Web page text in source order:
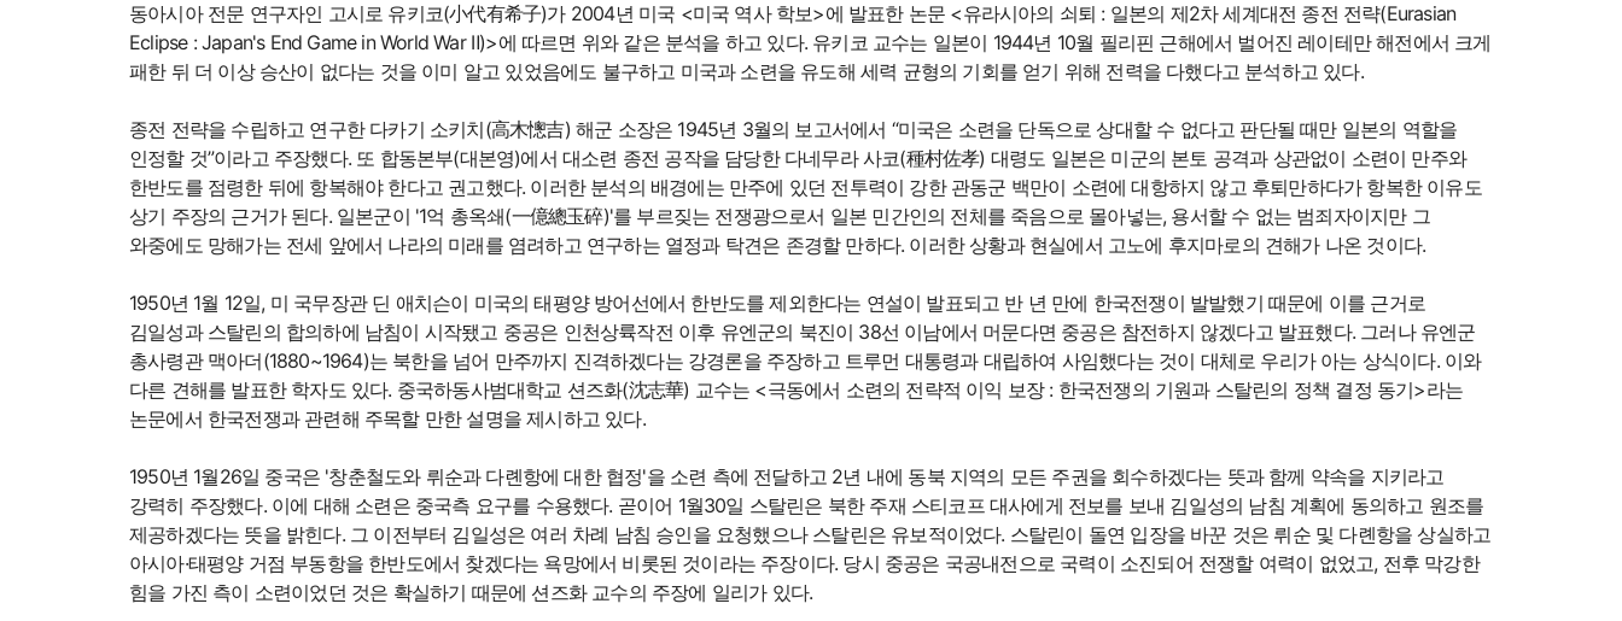
동아시아 전문 연구자인 고시로 유키코(小代有希子)가 2004년 미국 <미국 역사 학보>에 발표한 논문 <유라시아의 쇠퇴 : 일본의 제2차 세계대전 종전 전략(Eurasian
Eclipse : Japan's End Game in World War Ⅱ)>에 따르면 위와 같은 분석을 하고 있다. 유키코 교수는 일본이 1944년 10월 필리핀 근해에서 벌어진 레이테만 해전에서 크게
패한 뒤 더 이상 승산이 없다는 것을 이미 알고 있었음에도 불구하고 미국과 소련을 유도해 세력 균형의 기회를 얻기 위해 전력을 다했다고 분석하고 있다.
종전 전략을 수립하고 연구한 다카기 소키치(高木憁吉) 해군 소장은 1945년 3월의 보고서에서 “미국은 소련을 단독으로 상대할 수 없다고 판단될 때만 일본의 역할을
인정할 것”이라고 주장했다. 또 합동본부(대본영)에서 대소련 종전 공작을 담당한 다네무라 사코(種村佐孝) 대령도 일본은 미군의 본토 공격과 상관없이 소련이 만주와
한반도를 점령한 뒤에 항복해야 한다고 권고했다. 이러한 분석의 배경에는 만주에 있던 전투력이 강한 관동군 백만이 소련에 대항하지 않고 후퇴만하다가 항복한 이유도
상기 주장의 근거가 된다. 일본군이 '1억 총옥쇄(一億總玉碎)'를 부르짖는 전쟁광으로서 일본 민간인의 전체를 죽음으로 몰아넣는, 용서할 수 없는 범죄자이지만 그
와중에도 망해가는 전세 앞에서 나라의 미래를 염려하고 연구하는 열정과 탁견은 존경할 만하다. 이러한 상황과 현실에서 고노에 후지마로의 견해가 나온 것이다.
1950년 1월 12일, 미 국무장관 딘 애치슨이 미국의 태평양 방어선에서 한반도를 제외한다는 연설이 발표되고 반 년 만에 한국전쟁이 발발했기 때문에 이를 근거로
김일성과 스탈린의 합의하에 남침이 시작됐고 중공은 인천상륙작전 이후 유엔군의 북진이 38선 이남에서 머문다면 중공은 참전하지 않겠다고 발표했다. 그러나 유엔군
총사령관 맥아더(1880~1964)는 북한을 넘어 만주까지 진격하겠다는 강경론을 주장하고 트루먼 대통령과 대립하여 사임했다는 것이 대체로 우리가 아는 상식이다. 이와
다른 견해를 발표한 학자도 있다. 중국하동사범대학교 션즈화(沈志華) 교수는 <극동에서 소련의 전략적 이익 보장 : 한국전쟁의 기원과 스탈린의 정책 결정 동기>라는
논문에서 한국전쟁과 관련해 주목할 만한 설명을 제시하고 있다.
1950년 1월26일 중국은 '창춘철도와 뤼순과 다롄항에 대한 협정'을 소련 측에 전달하고 2년 내에 동북 지역의 모든 주권을 회수하겠다는 뜻과 함께 약속을 지키라고
강력히 주장했다. 이에 대해 소련은 중국측 요구를 수용했다. 곧이어 1월30일 스탈린은 북한 주재 스티코프 대사에게 전보를 보내 김일성의 남침 계획에 동의하고 원조를
제공하겠다는 뜻을 밝힌다. 그 이전부터 김일성은 여러 차례 남침 승인을 요청했으나 스탈린은 유보적이었다. 스탈린이 돌연 입장을 바꾼 것은 뤼순 및 다롄항을 상실하고
아시아·태평양 거점 부동항을 한반도에서 찾겠다는 욕망에서 비롯된 것이라는 주장이다. 당시 중공은 국공내전으로 국력이 소진되어 전쟁할 여력이 없었고, 전후 막강한
힘을 가진 측이 소련이었던 것은 확실하기 때문에 션즈화 교수의 주장에 일리가 있다.